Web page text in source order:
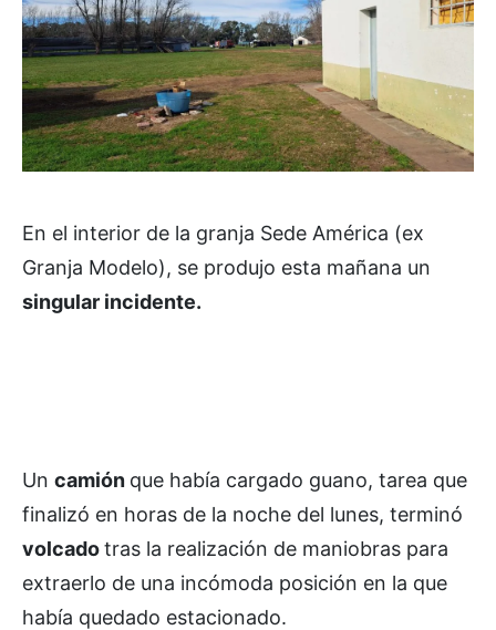
En el interior de la granja Sede América (ex
Granja Modelo), se produjo esta mañana un
singular incidente.
Un camión que había cargado guano, tarea que
finalizó en horas de la noche del lunes, terminó
volcadotras la realización de maniobras para
extraerlo de una incómoda posición en la que
había quedado estacionado.